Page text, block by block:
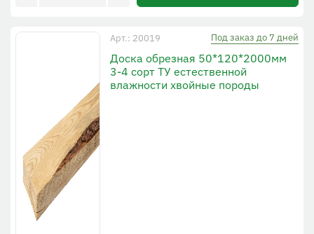
Арт.: 20019 Под заказ до 7 дней
Доска обрезная 50*120*2000мм
3-4 сорт ТУ естественной
влажности хвойные породы